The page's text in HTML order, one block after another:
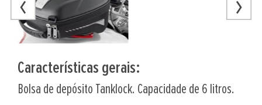
Características gerais:
Bolsa de depósito Tanklock. Capacidade de 6 litros.